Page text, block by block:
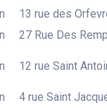
13 rue des
27 Rue Des
12 rue Saint
4 rue Saint